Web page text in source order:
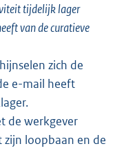
tijdelijk lager
van de curatieve
zich de
e-mail heeft
de werkgever
loopbaan en de